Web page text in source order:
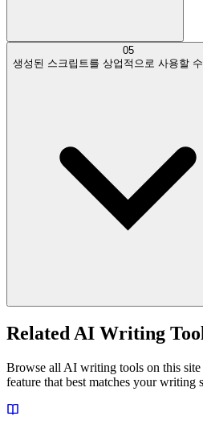
05
생성된 스크립트를 상업적으로 사용할
Related AI Writing
Browse all AI writing tools on this
feature that best matches your writing